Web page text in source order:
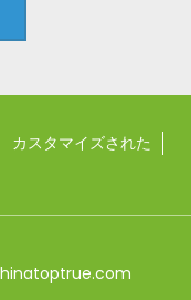
カスタマイズされた